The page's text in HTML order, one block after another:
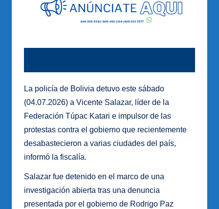
La policía de Bolivia detuvo este sábado
(04.07.2026) a Vicente Salazar, líder de la
Federación Túpac Katari e impulsor de las
protestas contra el gobierno que recientemente
desabastecieron a varias ciudades del país,
informó la fiscalía.
Salazar fue detenido en el marco de una
investigación abierta tras una denuncia
presentada por el gobierno de Rodrigo Paz